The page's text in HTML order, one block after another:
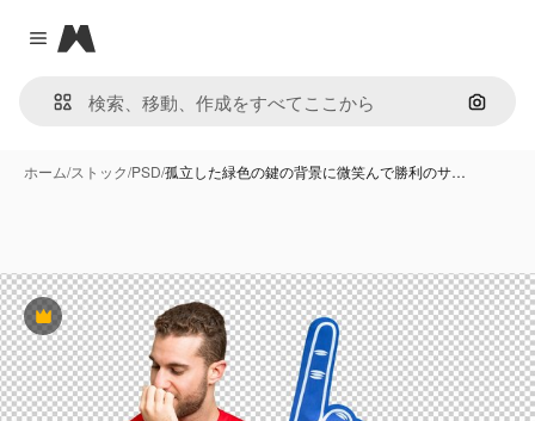
Close menu
Magnific
画像で
ホーム/ストック/PSD/孤立した緑色の鍵の背景に微笑んで勝利のサ…
Premium